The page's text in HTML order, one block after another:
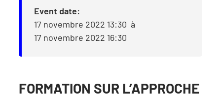
Event date:
17 novembre 2022 13:30 à
17 novembre 2022 16:30
FORMATION SUR L’APPROCHE